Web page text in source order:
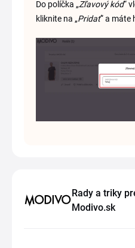
Do políčka „Zľavový kód“
kliknite na „Pridať“ a máte
Rady a triky
Modivo.sk